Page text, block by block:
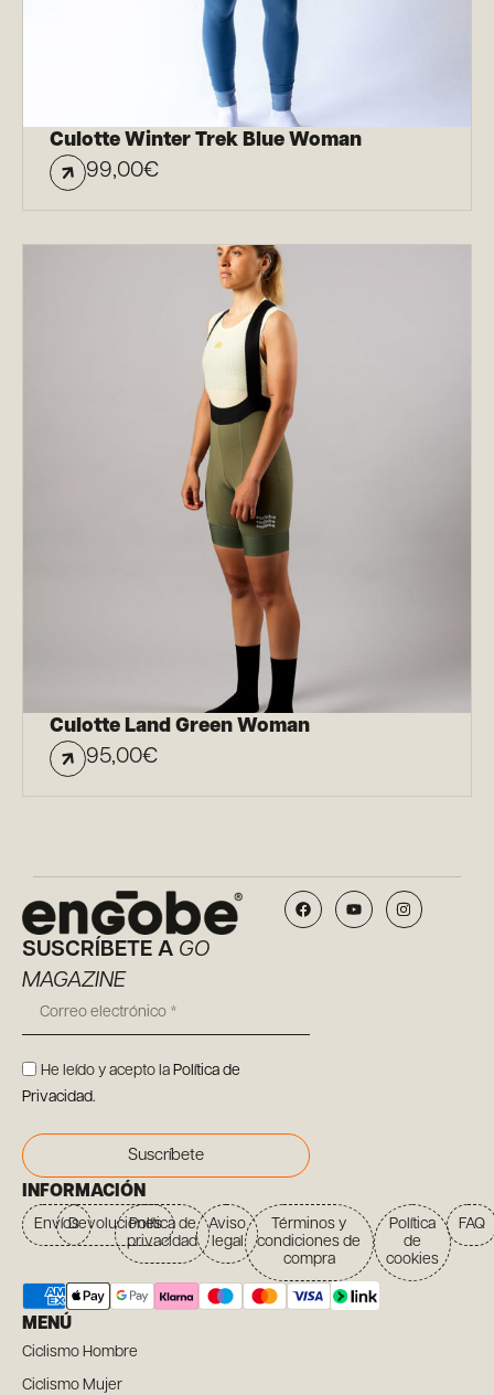
Culotte Winter Trek Blue Woman
99,00€
Culotte Land Green Woman
95,00€
SUSCRÍBETE A GO
MAGAZINE
He leído y acepto la Política de
Privacidad.
Suscríbete
INFORMACIÓN
EnvíosDevolucionesPolítica de
privacidad
Aviso
legal
Términos y
condiciones de
compra
Política
de
cookies
FAQ
MENÚ
Ciclismo Hombre
Ciclismo Mujer